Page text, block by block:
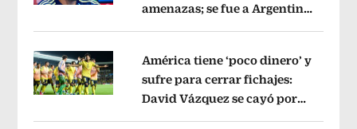
Opens in new windowamenazas; se fue a Argentina
Opens in new window
América tiene ‘poco dinero’ y
sufre para cerrar fichajes:
David Vázquez se cayó por